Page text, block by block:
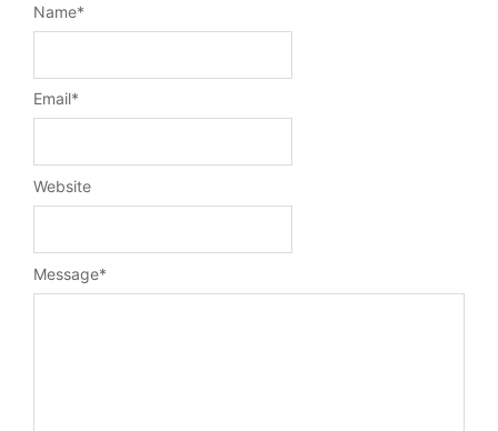
Message*
Name*
Email*
Website